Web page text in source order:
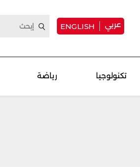
عربي ENGLISH
تكنولوجيا رياضة